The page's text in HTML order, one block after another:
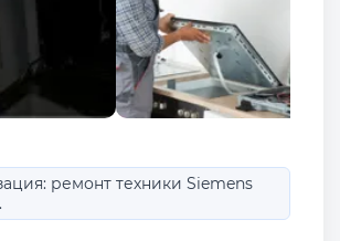
ремонт техники Siemens